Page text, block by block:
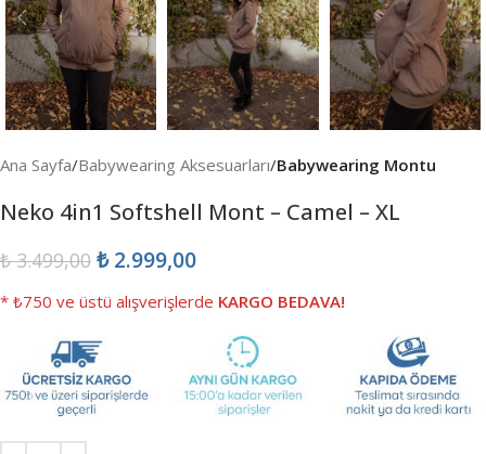
Ana Sayfa Babywearing Aksesuarları Babywearing Montu
Neko 4in1 Softshell Mont – Camel – XL
₺3.499,00 ₺2.999,00
* ₺750 ve üstü alışverişlerde KARGO BEDAVA!